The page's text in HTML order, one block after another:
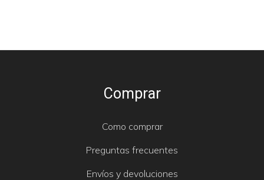
Comprar
Como comprar
Preguntas frecuentes
Envíos y devoluciones